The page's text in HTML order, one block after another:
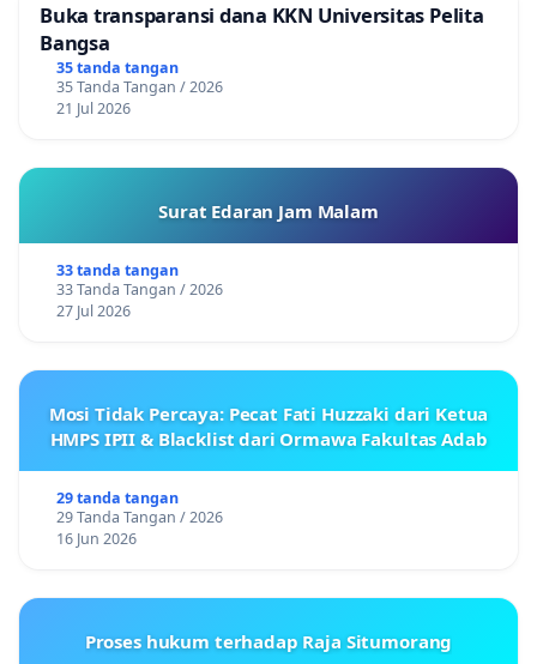
Buka transparansi dana KKN Universitas Pelita
Bangsa
35 tanda tangan
35 Tanda Tangan / 2026
21 Jul 2026
Surat Edaran Jam Malam
33 tanda tangan
33 Tanda Tangan / 2026
27 Jul 2026
Mosi Tidak Percaya: Pecat Fati Huzzaki dari Ketua
HMPS IPII & Blacklist dari Ormawa Fakultas Adab
29 tanda tangan
29 Tanda Tangan / 2026
16 Jun 2026
Proses hukum terhadap Raja Situmorang